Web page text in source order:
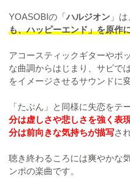
YOASOBIの「ハルジオン 」は
も、ハッピーエンド」を原作
アコースティックギターやポ
な曲調からはじまり、サビで
をイメージさせるサウンドに
「たぶん」と同様に失恋をテ
分は虚しさや悲しさを強く表
分は前向きな気持ちが描写さ
聴き終わるころには爽やかな
ンポの楽曲です。